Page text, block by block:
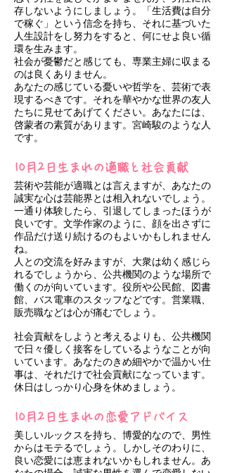
存しないようにしましょう。「生活費は自分
で稼ぐ」という信念を持ち、それに基づいた
人生設計をし努力をすると、何にせよ良い循
環を生みます。
社会が憂鬱だと感じても、専業主婦に収まる
のは良くありません。
あなたの感じている憂いや哲学を、芸術で表
現するべきです。それを華やかな世界の友人
たちに見せてあげてください。あなたには、
啓蒙者の素質があります。宮崎駿のような人
です。
10月2日生まれの適職と社会貢献
芸術や芸能が適職とは言えますが、あなたの
誠実な心は芸能界とは相入れないでしょう。
一通り体験したら、引退してしまったほうが
良いです。文学作家のように、顔を出さずに
作品だけ送り続けるのもよいかもしれません
ね。
人との交流を好みますが、大衆は幼く感じら
れるでしょうから、公共機関のような場所で
働くのが向いています。役所や公民館、図書
館、バス電車のスタッフなどです。営業職、
販売職などは心が痛むでしょう。
社会貢献をしようと考えるよりも、公共機関
で日々優しく接客をしているようなことが向
いています。あなたのきめ細やかで温かい仕
事は、それだけで社会貢献になっています。
休日はしっかり心身を休めましょう。
10月2日生まれの恋愛アドバイス
美しいルックスを持ち、博愛的なので、男性
からはモテるでしょう。しかしそのわりに、
良い恋愛には恵まれないかもしれません。あ